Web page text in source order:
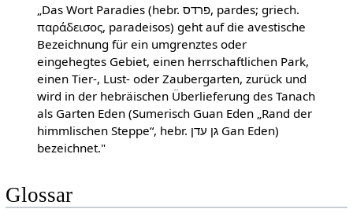
„Das Wort Paradies (hebr. פרדס, pardes; griech.
παράδεισος, paradeisos) geht auf die avestische
Bezeichnung für ein umgrenztes oder
eingehegtes Gebiet, einen herrschaftlichen Park,
einen Tier-, Lust- oder Zaubergarten, zurück und
wird in der hebräischen Überlieferung des Tanach
als Garten Eden (Sumerisch Guan Eden „Rand der
himmlischen Steppe“, hebr. גן עדן Gan Eden)
bezeichnet."
Glossar